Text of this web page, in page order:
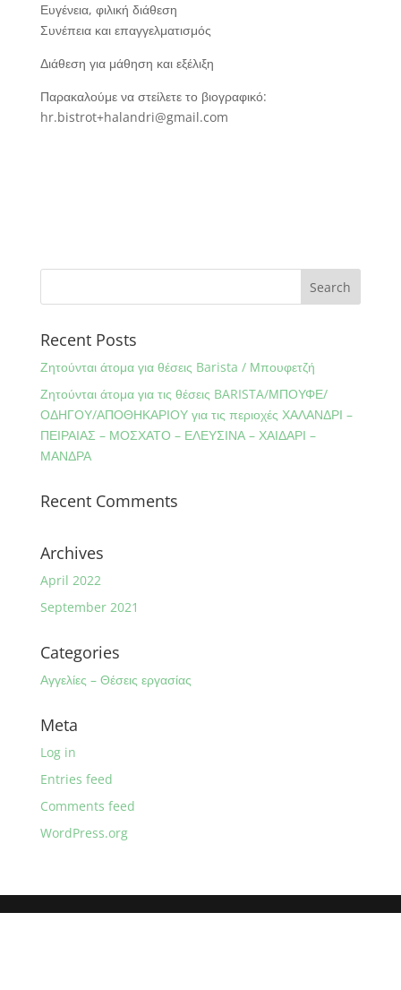
Ευγένεια, φιλική διάθεση
Συνέπεια και επαγγελματισμός
Διάθεση για μάθηση και εξέλιξη
Παρακαλούμε να στείλετε το βιογραφικό:
hr.bistrot+halandri@gmail.com
Recent Posts
Ζητούνται άτομα για θέσεις Barista / Μπουφετζή
Ζητούνται άτομα για τις θέσεις BARISTA/ΜΠΟΥΦΕ/
ΟΔΗΓΟΥ/ΑΠΟΘΗΚΑΡΙΟΥ για τις περιοχές ΧΑΛΑΝΔΡΙ –
ΠΕΙΡΑΙΑΣ – ΜΟΣΧΑΤΟ – ΕΛΕΥΣΙΝΑ – ΧΑΙΔΑΡΙ –
ΜΑΝΔΡΑ
Recent Comments
Archives
April 2022
September 2021
Categories
Αγγελίες – Θέσεις εργασίας
Meta
Log in
Entries feed
Comments feed
WordPress.org